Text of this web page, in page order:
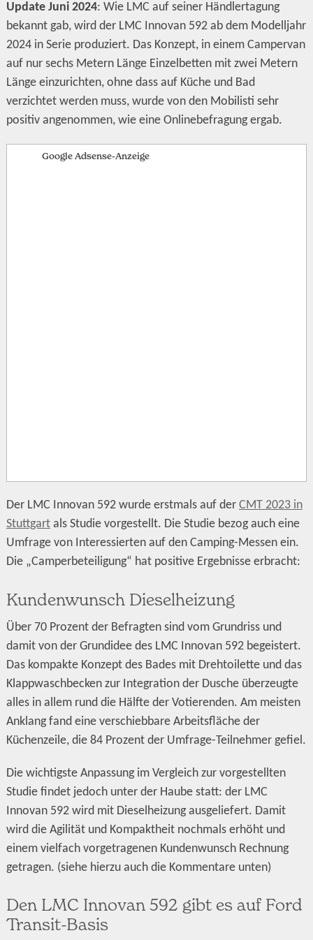
Update Juni 2024: Wie LMC auf seiner Händlertagung
bekannt gab, wird der LMC Innovan 592 ab dem Modelljahr
2024 in Serie produziert. Das Konzept, in einem Campervan
auf nur sechs Metern Länge Einzelbetten mit zwei Metern
Länge einzurichten, ohne dass auf Küche und Bad
verzichtet werden muss, wurde von den Mobilisti sehr
positiv angenommen, wie eine Onlinebefragung ergab.
Google Adsense-Anzeige
Der LMC Innovan 592 wurde erstmals auf der CMT 2023 in
Stuttgartals Studie vorgestellt. Die Studie bezog auch eine
Umfrage von Interessierten auf den Camping-Messen ein.
Die „Camperbeteiligung“ hat positive Ergebnisse erbracht:
Kundenwunsch Dieselheizung
Über 70 Prozent der Befragten sind vom Grundriss und
damit von der Grundidee des LMC Innovan 592 begeistert.
Das kompakte Konzept des Bades mit Drehtoilette und das
Klappwaschbecken zur Integration der Dusche überzeugte
alles in allem rund die Hälfte der Votierenden. Am meisten
Anklang fand eine verschiebbare Arbeitsfläche der
Küchenzeile, die 84 Prozent der Umfrage-Teilnehmer gefiel.
Die wichtigste Anpassung im Vergleich zur vorgestellten
Studie findet jedoch unter der Haube statt: der LMC
Innovan 592 wird mit Dieselheizung ausgeliefert. Damit
wird die Agilität und Kompaktheit nochmals erhöht und
einem vielfach vorgetragenen Kundenwunsch Rechnung
getragen. (siehe hierzu auch die Kommentare unten)
Den LMC Innovan 592 gibt es auf Ford
Transit-Basis